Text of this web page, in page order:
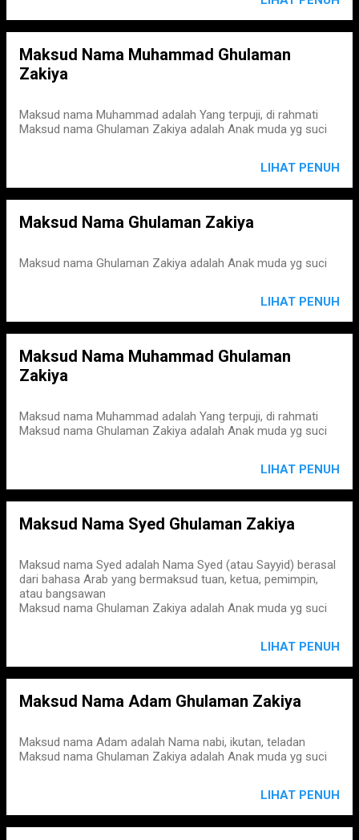
Maksud Nama Muhammad Ghulaman
Zakiya
Maksud nama Muhammad adalah Yang terpuji, di rahmati
Maksud nama Ghulaman Zakiya adalah Anak muda yg suci
LIHAT PENUH
Maksud Nama Ghulaman Zakiya
Maksud nama Ghulaman Zakiya adalah Anak muda yg suci
LIHAT PENUH
Maksud Nama Muhammad Ghulaman
Zakiya
Maksud nama Muhammad adalah Yang terpuji, di rahmati
Maksud nama Ghulaman Zakiya adalah Anak muda yg suci
LIHAT PENUH
Maksud Nama Syed Ghulaman Zakiya
Maksud nama Syed adalah Nama Syed (atau Sayyid) berasal
dari bahasa Arab yang bermaksud tuan, ketua, pemimpin,
atau bangsawan
Maksud nama Ghulaman Zakiya adalah Anak muda yg suci
LIHAT PENUH
Maksud Nama Adam Ghulaman Zakiya
Maksud nama Adam adalah Nama nabi, ikutan, teladan
Maksud nama Ghulaman Zakiya adalah Anak muda yg suci
LIHAT PENUH